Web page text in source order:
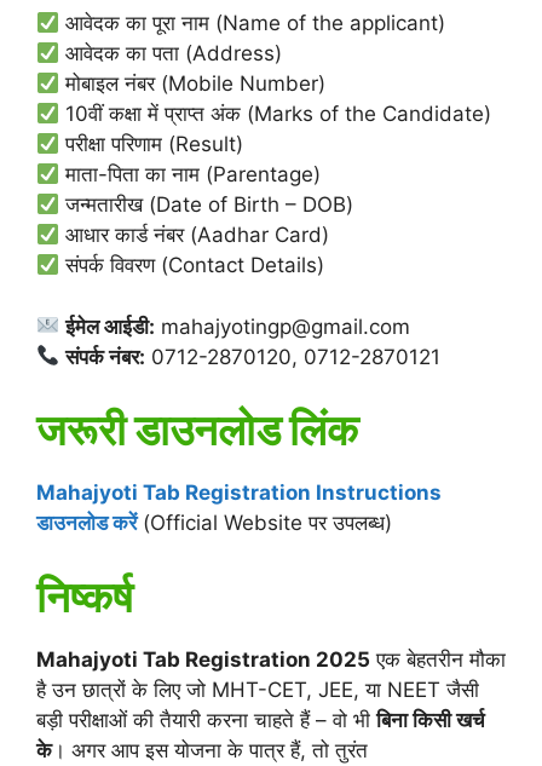
आवेदक का पूरा नाम (Name of the applicant)
आवेदक का पता (Address)
मोबाइल नंबर (Mobile Number)
10वीं कक्षा में प्राप्त अंक (Marks of the Candidate)
परीक्षा परिणाम (Result)
माता-पिता का नाम (Parentage)
जन्मतारीख (Date of Birth – DOB)
आधार कार्ड नंबर (Aadhar Card)
संपर्क विवरण (Contact Details)
ईमेल आईडी: mahajyotingp@gmail.com
संपर्क नंबर: 0712-2870120, 0712-2870121
जरूरी डाउनलोड लिंक
Mahajyoti Tab Registration Instructions
डाउनलोड करें(Official Website पर उपलब्ध)
निष्कर्ष
Mahajyoti Tab Registration 2025 एक बेहतरीन मौका
है उन छात्रों के लिए जो MHT-CET, JEE, या NEET जैसी
बड़ी परीक्षाओं की तैयारी करना चाहते हैं – वो भीबिना किसी खर्च
के। अगर आप इस योजना के पात्र हैं, तो तुरंत